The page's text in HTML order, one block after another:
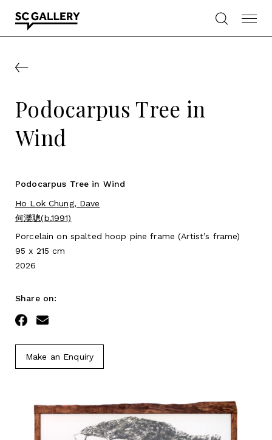
content
Podocarpus Tree in
Wind
Podocarpus Tree in Wind
Ho Lok Chung, Dave
何濼聰(b.1991)
Porcelain on spalted hoop pine frame (Artist’s frame)
95 x 215 cm
2026
Share on:
Facebook
Make an Enquiry